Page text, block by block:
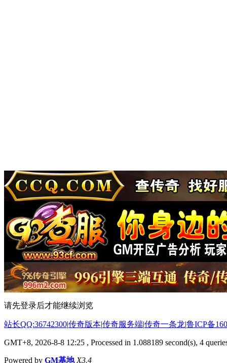
请先登录后才能继续浏览
站长QQ:36742300|传奇版本|传奇服务端|传奇一条龙|鲁ICP备
GMT+8, 2026-8-8 12:25 , Processed in 1.088189 second(s), 4
Powered by GM基地 X3.4